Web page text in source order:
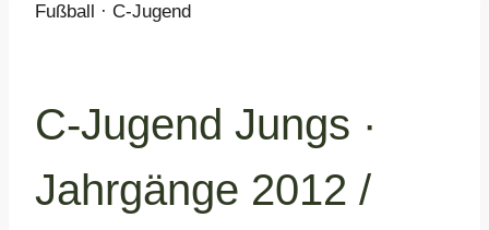
Fußball · C-Jugend
C-Jugend Jungs ·
Jahrgänge 2012 /